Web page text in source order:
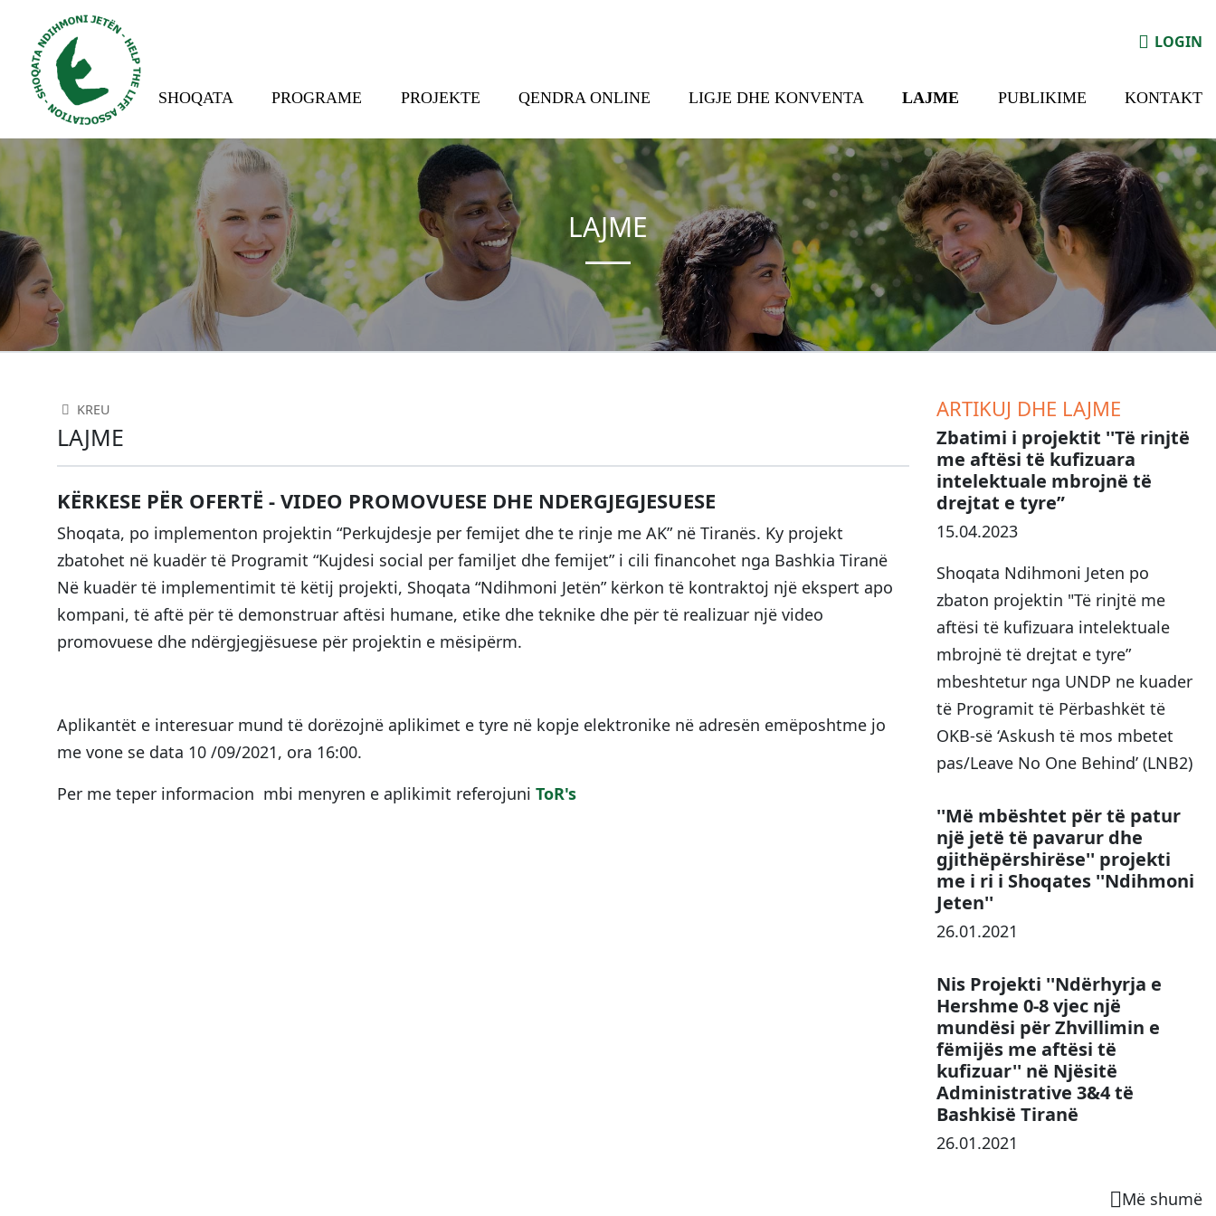
SHOQATA PROGRAME PROJEKTE QENDRA ONLINE LIGJE DHE KONVENTA LAJME PUBLIKIME KONTAKT
LOGIN
LAJME
KREU
LAJME
KËRKESE PËR OFERTË - VIDEO PROMOVUESE DHE NDERGJEGJESUESE
Shoqata, po implementon projektin “Perkujdesje per femijet dhe te rinje me AK” në Tiranës. Ky projekt
zbatohet në kuadër të Programit “Kujdesi social per familjet dhe femijet” i cili financohet nga Bashkia Tiranë
Në kuadër të implementimit të këtij projekti, Shoqata “Ndihmoni Jetën” kërkon të kontraktoj një ekspert apo
kompani, të aftë për të demonstruar aftësi humane, etike dhe teknike dhe për të realizuar një video
promovuese dhe ndërgjegjësuese për projektin e mësipërm.
Aplikantët e interesuar mund të dorëzojnë aplikimet e tyre në kopje elektronike në adresën emëposhtme jo
me vone se data 10 /09/2021, ora 16:00.
Per me teper informacion mbi menyren e aplikimit referojuni ToR's
ARTIKUJ DHE LAJME
Zbatimi i projektit ''Të rinjtë
me aftësi të kufizuara
intelektuale mbrojnë të
drejtat e tyre”
15.04.2023
Shoqata Ndihmoni Jeten po
zbaton projektin "Të rinjtë me
aftësi të kufizuara intelektuale
mbrojnë të drejtat e tyre”
mbeshtetur nga UNDP ne kuader
të Programit të Përbashkët të
OKB-së ‘Askush të mos mbetet
pas/Leave No One Behind’ (LNB2)
''Më mbështet për të patur
një jetë të pavarur dhe
gjithëpërshirëse'' projekti
me i ri i Shoqates ''Ndihmoni
Jeten''
26.01.2021
Nis Projekti ''Ndërhyrja e
Hershme 0-8 vjec një
mundësi për Zhvillimin e
fëmijës me aftësi të
kufizuar'' në Njësitë
Administrative 3&4 të
Bashkisë Tiranë
26.01.2021
Më shumë